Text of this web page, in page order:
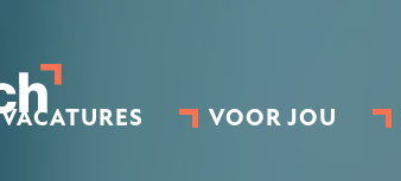
VACATURES VOOR JOU